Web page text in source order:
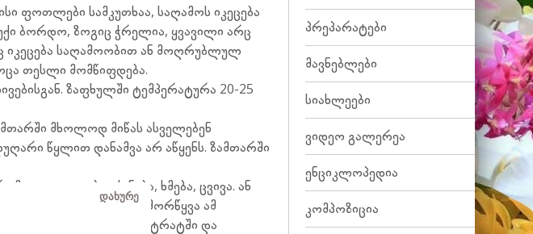
დახურე
ფოთლები სამკუთხაა, საღამოს იკეცება
ბორდო, ზოგიც ჭრელია, ყვავილი არც
იკეცება საღამოობით ან მოღრუბლულ
თესლი მომწიფდება.
ზაფხულში ტემპერატურა 20-25
მხოლოდ მიწას ასველებენ
წყლით დანამვა არ აწყენს. ზამთარში
მათ ფოთლები უჭკნება, ხმება, ცვივა. ან
სიგრილეში, მორწყვა ამ
გადარგათ ახალ სუბსტრატში და
პრეპარატები
მავნებლები
სიახლეები
ვიდეო გალერეა
ენციკლოპედია
კომპოზიცია